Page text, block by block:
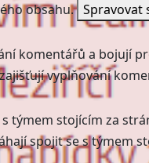
obsahu. Spravovat
komentářů a bojují
vyplňování
týmem stojícím za
spojit se s týmem